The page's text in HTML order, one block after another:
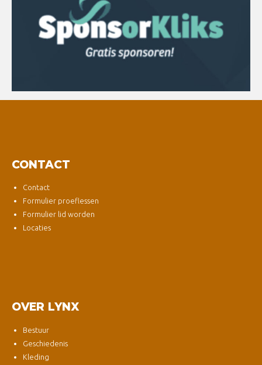
CONTACT
Contact
Formulier proeflessen
Formulier lid worden
Locaties
OVER LYNX
Bestuur
Geschiedenis
Kleding